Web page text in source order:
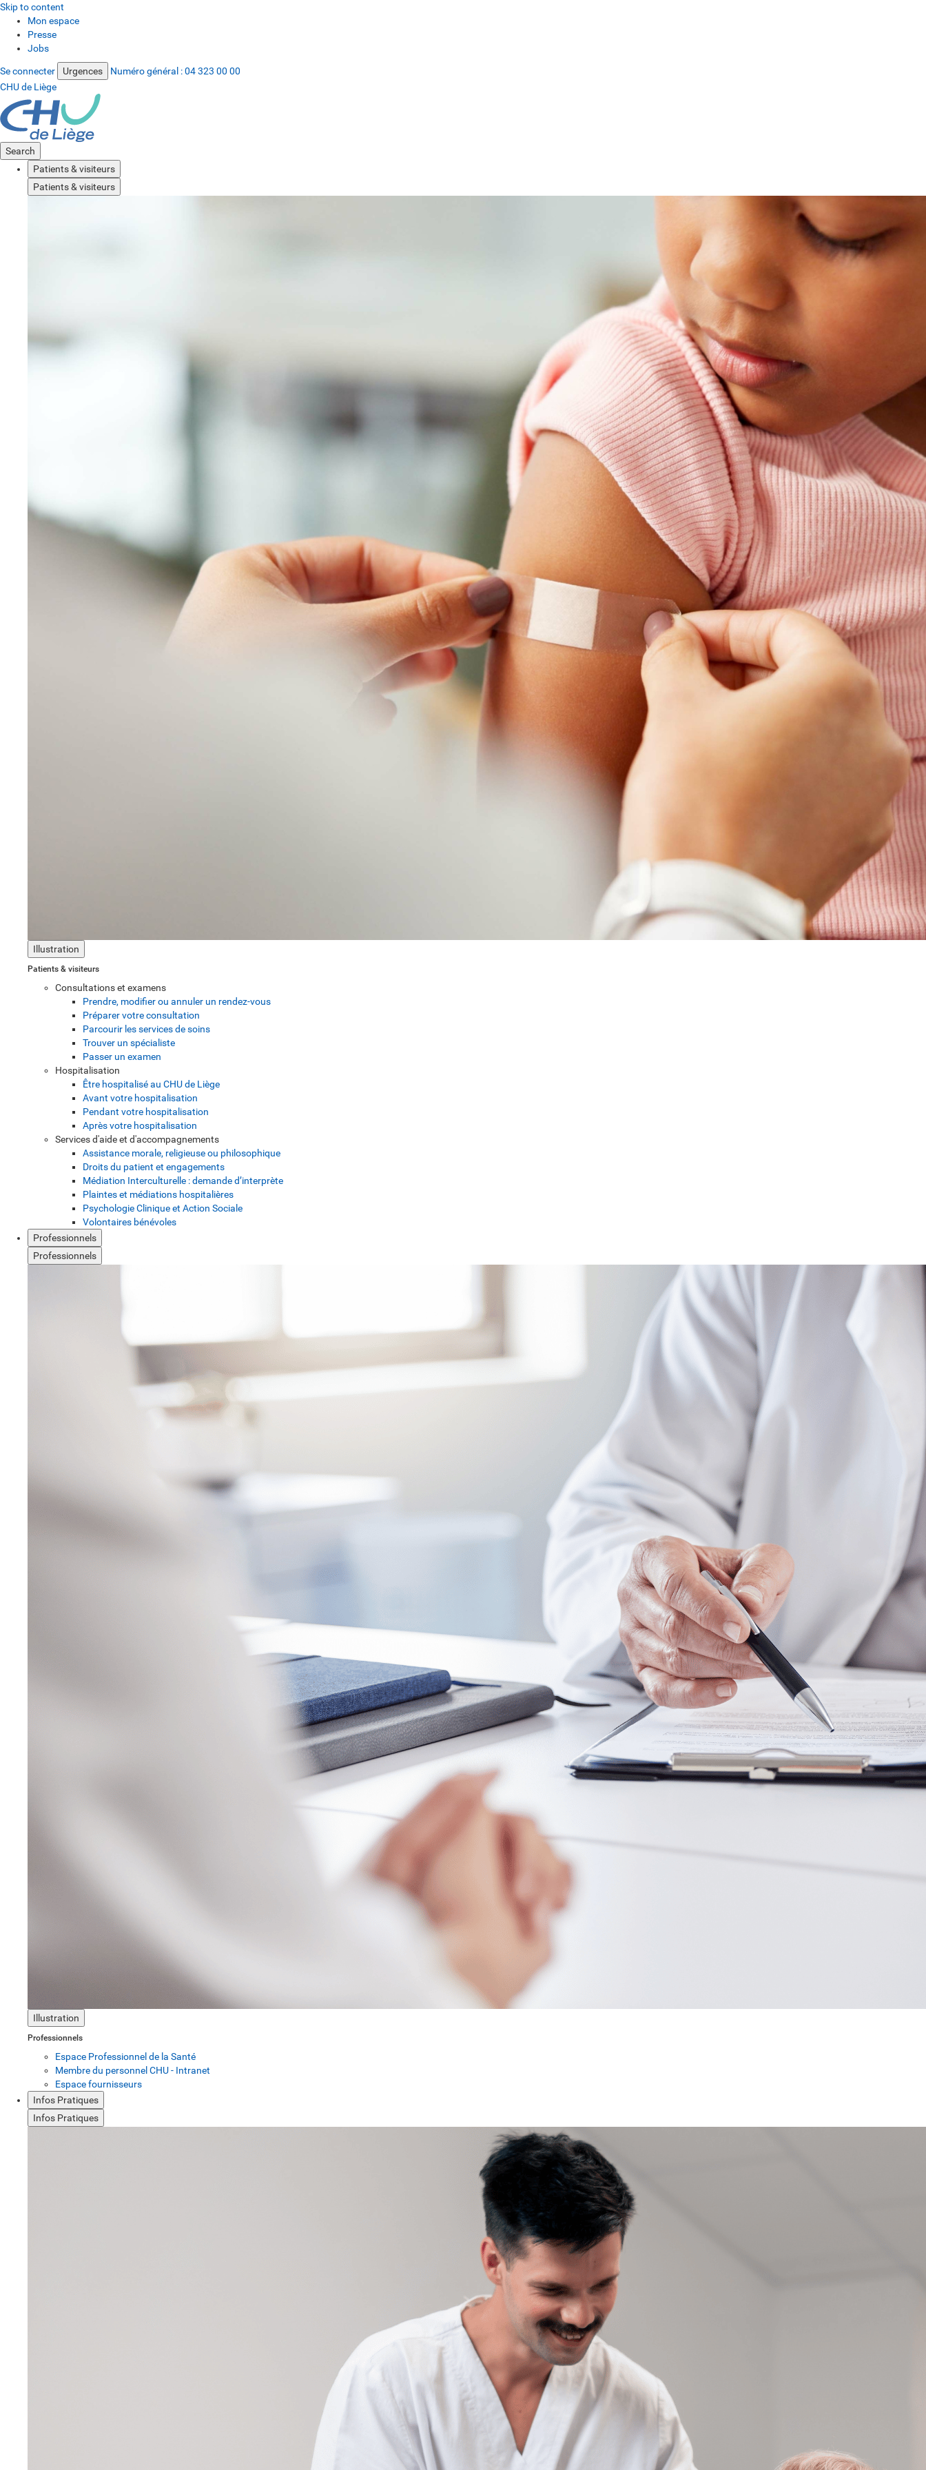
Skip to content
Mon espace
Presse
Jobs
Se connecter Urgences Numéro général :04 323 00 00
CHU de Liège
Search
Patients & visiteurs
Patients & visiteurs
Illustration
Patients & visiteurs
Consultations et examens
Prendre, modifier ou annuler un rendez-vous
Préparer votre consultation
Parcourir les services de soins
Trouver un spécialiste
Passer un examen
Hospitalisation
Être hospitalisé au CHU de Liège
Avant votre hospitalisation
Pendant votre hospitalisation
Après votre hospitalisation
Services d'aide et d'accompagnements
Assistance morale, religieuse ou philosophique
Droits du patient et engagements
Médiation Interculturelle : demande d’interprète
Plaintes et médiations hospitalières
Psychologie Clinique et Action Sociale
Volontaires bénévoles
Professionnels
Professionnels
Illustration
Professionnels
Espace Professionnel de la Santé
Membre du personnel CHU - Intranet
Espace fournisseurs
Infos Pratiques
Infos Pratiques